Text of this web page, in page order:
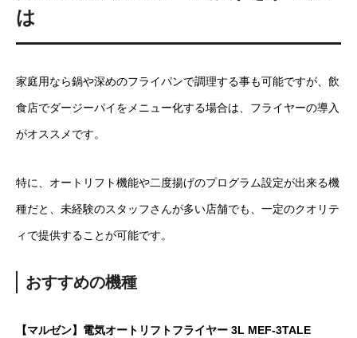
は
家庭用なら鍋や深めのフライパンで調理する事も可能ですが、飲
食店でダージーパイをメニュー化する場合は、フライヤーの導入
がオススメです。
特に、オートリフト機能や二度揚げのプログラム設定が出来る機
種だと、未経験のスタッフさんが多い店舗でも、一定のクオリテ
ィで提供することが可能です。
おすすめの機種
【マルゼン】電気オートリフトフライヤー 3L MEF-3TALE